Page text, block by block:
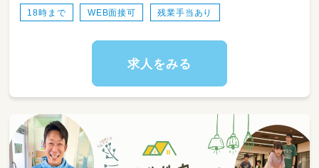
・担当者会議への出席
・学習指導や運動指導、ソーシャルスキルの指導
（挨拶や作業学習等）
・リハビリ業務などさまざまな支援活動等
・各種書類業務
【従事すべき業務の範囲：会社の定める業務】
【就業場所の変更の範囲：会社の定める場所】
18時まで WEB面接可 残業手当あり
求人をみる